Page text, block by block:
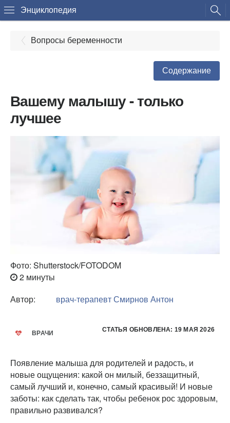
Энциклопедия
Вопросы беременности
Содержание
Вашему малышу - только
лучшее
Фото: Shutterstock/FOTODOM
2 минуты
Автор:
врач-терапевтСмирнов Антон
ВРАЧИ СТАТЬЯ ОБНОВЛЕНА: 19 МАЯ 2026
Появление малыша для родителей и радость, и
новые ощущения: какой он милый, беззащитный,
самый лучший и, конечно, самый красивый! И новые
заботы: как сделать так, чтобы ребенок рос здоровым,
правильно развивался?